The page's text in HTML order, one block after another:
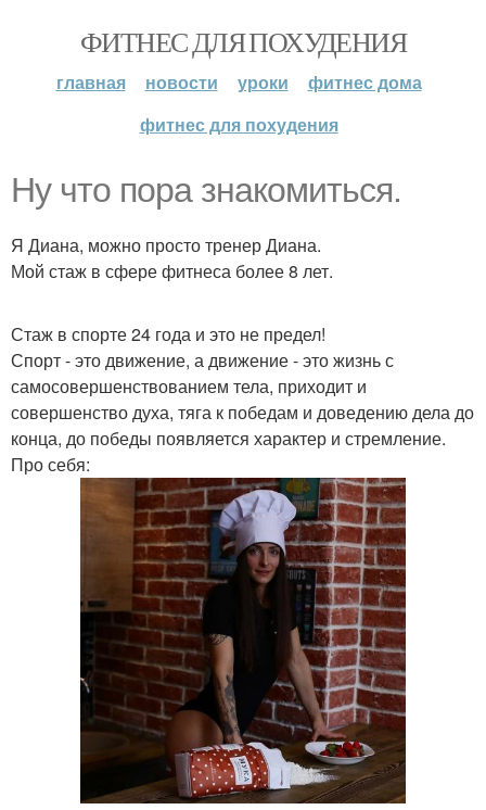
ФИТНЕС ДЛЯ ПОХУДЕНИЯ
главная новости уроки
фитнес дома
фитнес для похудения
Ну что пора знакомиться.
Я Диана, можно просто тренер Диана.
Мой стаж в сфере фитнеса более 8 лет.
Стаж в спорте 24 года и это не предел!
Спорт - это движение, а движение - это жизнь с
самосовершенствованием тела, приходит и
совершенство духа, тяга к победам и доведению дела до
конца, до победы появляется характер и стремление.
Про себя: